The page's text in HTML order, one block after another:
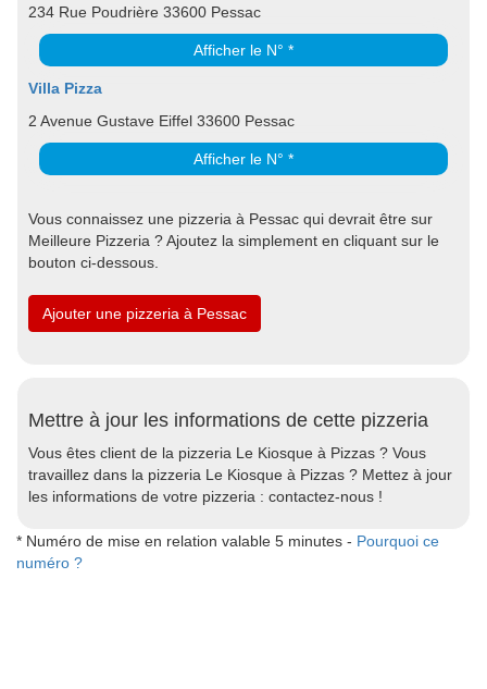
234 Rue Poudrière 33600 Pessac
Afficher le N° *
Villa Pizza
2 Avenue Gustave Eiffel 33600 Pessac
Afficher le N° *
Vous connaissez une pizzeria à Pessac qui devrait être sur
Meilleure Pizzeria ? Ajoutez la simplement en cliquant sur le
bouton ci-dessous.
Ajouter une pizzeria à Pessac
Mettre à jour les informations de cette pizzeria
Vous êtes client de la pizzeria Le Kiosque à Pizzas ? Vous
travaillez dans la pizzeria Le Kiosque à Pizzas ? Mettez à jour
les informations de votre pizzeria : contactez-nous !
* Numéro de mise en relation valable 5 minutes - Pourquoi ce
numéro ?